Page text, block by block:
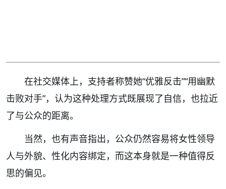
在社交媒体上，支持者称赞她“优雅反击”“用幽默
击败对手”，认为这种处理方式既展现了自信，也拉近
了与公众的距离。
当然，也有声音指出，公众仍然容易将女性领导
人与外貌、性化内容绑定，而这本身就是一种值得反
思的偏见。